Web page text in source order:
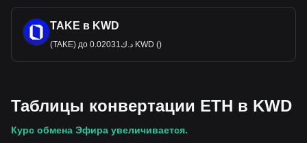
TAKE в KWD
(TAKE) до د.ك0.02031 KWD ()
Таблицы конвертации ETH в KWD
Курс обмена Эфира увеличивается.